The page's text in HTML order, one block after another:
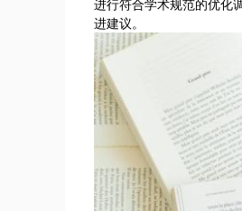
进行符合学术规范的优化
进建议。